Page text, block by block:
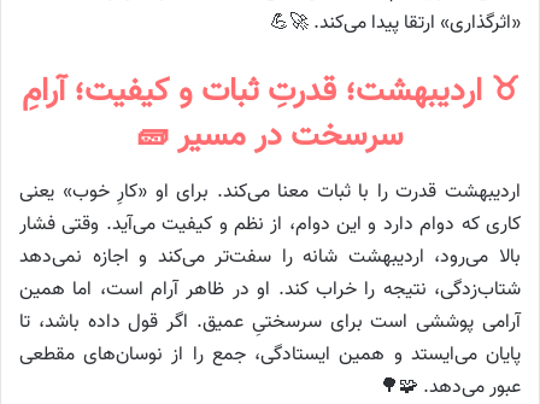
«اثرگذاری» ارتقا پیدا می‌کند. 🚀💪
♉ اردیبهشت؛ قدرتِ ثبات و کیفیت؛ آرامِ
سرسخت در مسیر 🧱
اردیبهشت قدرت را با ثبات معنا می‌کند. برای او «کارِ خوب» یعنی
کاری که دوام دارد و این دوام، از نظم و کیفیت می‌آید. وقتی فشار
بالا می‌رود، اردیبهشت شانه را سفت‌تر می‌کند و اجازه نمی‌دهد
شتاب‌زدگی، نتیجه را خراب کند. او در ظاهر آرام است، اما همین
آرامی پوششی است برای سرسختیِ عمیق. اگر قول داده باشد، تا
پایان می‌ایستد و همین ایستادگی، جمع را از نوسان‌های مقطعی
عبور می‌دهد. 🧩🌳